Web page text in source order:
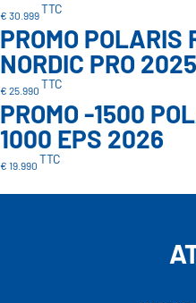
€ 30.999TTC
PROMO POLARIS
NORDIC PRO 2025
€ 25.990 TTC
PROMO -1500
1000 EPS 2026
€ 19.990 TTC